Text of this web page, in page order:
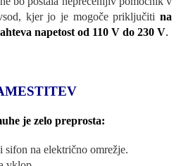
kjer jo je mogoče priključiti na
napetost od 110 V do 230 V.
je zelo preprosta:
na električno omrežje.